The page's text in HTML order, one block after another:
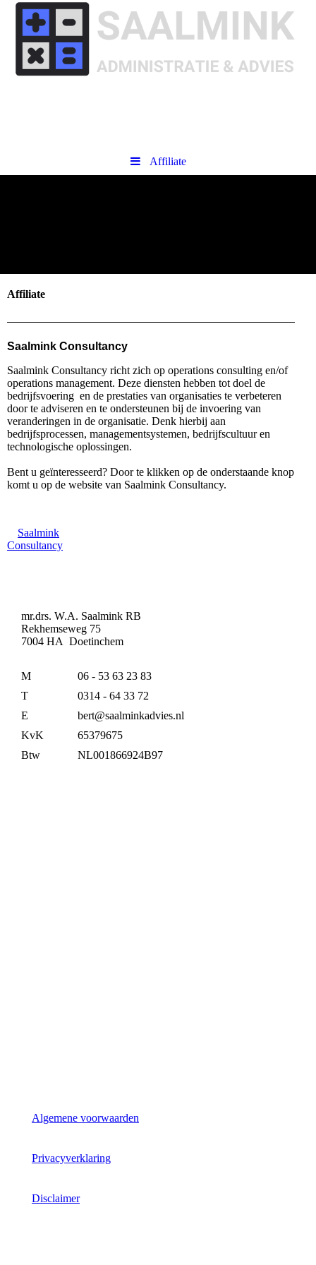
Affiliate
Affiliate
Saalmink Consultancy
Saalmink Consultancy richt zich op operations consulting en/of
operations management. Deze diensten hebben tot doel de
bedrijfsvoering en de prestaties van organisaties te verbeteren
door te adviseren en te ondersteunen bij de invoering van
veranderingen in de organisatie. Denk hierbij aan
bedrijfsprocessen, managementsystemen, bedrijfscultuur en
technologische oplossingen.
Bent u geïnteresseerd? Door te klikken op de onderstaande knop
komt u op de website van Saalmink Consultancy.
Saalmink
Consultancy
mr.drs. W.A. Saalmink RB
Rekhemseweg 75
7004 HA Doetinchem
M
06 - 53 63 23 83
T
0314 - 64 33 72
E
bert@saalminkadvies.nl
KvK
65379675
Btw
NL001866924B97
Algemene voorwaarden
Privacyverklaring
Disclaimer